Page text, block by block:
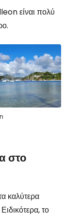
είναι πολύ
στο
καλύτερα
το